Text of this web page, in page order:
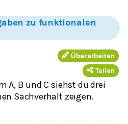
zu funktionalen
Überarbeiten
Teilen
A, B und C siehst du drei
Sachverhalt zeigen.